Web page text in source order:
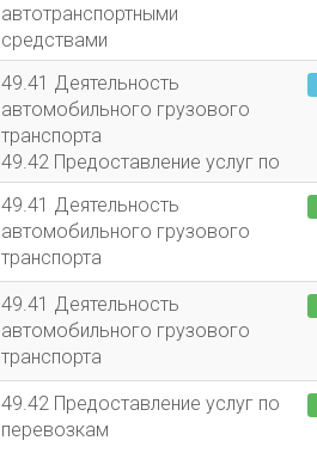
автотранспортными
средствами
49.41 Деятельность
автомобильного грузового
транспорта
49.42 Предоставление услуг по
перевозкам
52.29 Деятельность
вспомогательная прочая,
связанная с перевозками
49.41 Деятельность
автомобильного грузового
транспорта
49.41 Деятельность
автомобильного грузового
транспорта
49.42 Предоставление услуг по
перевозкам